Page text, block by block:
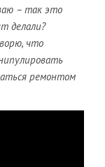
– так это
делали?
что
ремонтом